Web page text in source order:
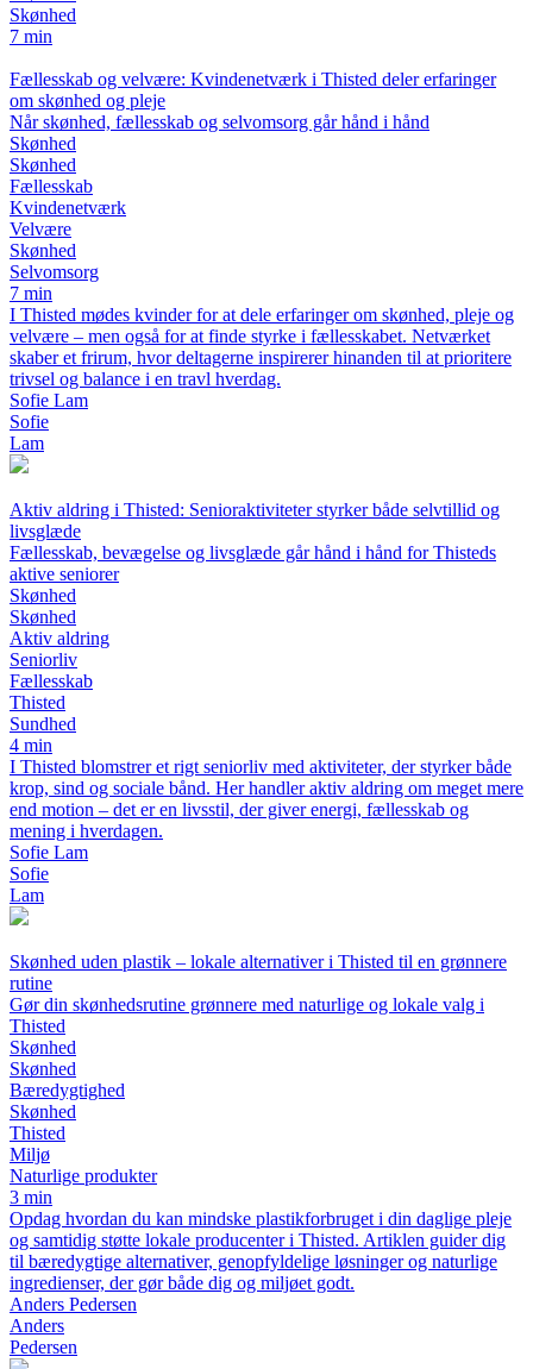
Skønhed
7 min
Fællesskab og velvære: Kvindenetværk i Thisted deler erfaringer
om skønhed og pleje
Når skønhed, fællesskab og selvomsorg går hånd i hånd
Skønhed
Skønhed
Fællesskab
Kvindenetværk
Velvære
Skønhed
Selvomsorg
7 min
I Thisted mødes kvinder for at dele erfaringer om skønhed, pleje og
velvære – men også for at finde styrke i fællesskabet. Netværket
skaber et frirum, hvor deltagerne inspirerer hinanden til at prioritere
trivsel og balance i en travl hverdag.
Sofie Lam
Sofie
Lam
Aktiv aldring i Thisted: Senioraktiviteter styrker både selvtillid og
livsglæde
Fællesskab, bevægelse og livsglæde går hånd i hånd for Thisteds
aktive seniorer
Skønhed
Skønhed
Aktiv aldring
Seniorliv
Fællesskab
Thisted
Sundhed
4 min
I Thisted blomstrer et rigt seniorliv med aktiviteter, der styrker både
krop, sind og sociale bånd. Her handler aktiv aldring om meget mere
end motion – det er en livsstil, der giver energi, fællesskab og
mening i hverdagen.
Sofie Lam
Sofie
Lam
Skønhed uden plastik – lokale alternativer i Thisted til en grønnere
rutine
Gør din skønhedsrutine grønnere med naturlige og lokale valg i
Thisted
Skønhed
Skønhed
Bæredygtighed
Skønhed
Thisted
Miljø
Naturlige produkter
3 min
Opdag hvordan du kan mindske plastikforbruget i din daglige pleje
og samtidig støtte lokale producenter i Thisted. Artiklen guider dig
til bæredygtige alternativer, genopfyldelige løsninger og naturlige
ingredienser, der gør både dig og miljøet godt.
Anders Pedersen
Anders
Pedersen